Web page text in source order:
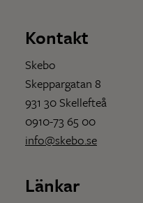
Kontakt
Skebo
Skeppargatan 8
931 30 Skellefteå
0910-73 65 00
info@skebo.se
Länkar